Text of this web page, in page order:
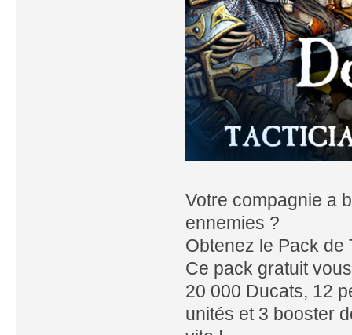
Votre compagnie a
ennemies ?
Obtenez le Pack de
Ce pack gratuit
20 000 Ducats, 12
unités et 3 booster